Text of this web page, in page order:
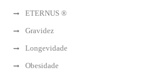
ETERNUS ®
Gravidez
Longevidade
Obesidade